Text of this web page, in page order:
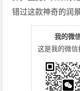
错过这款神奇的润
我的微
这是我的微信